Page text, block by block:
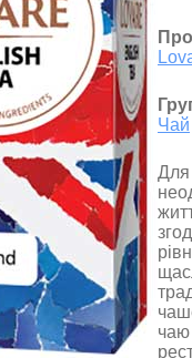
Чай